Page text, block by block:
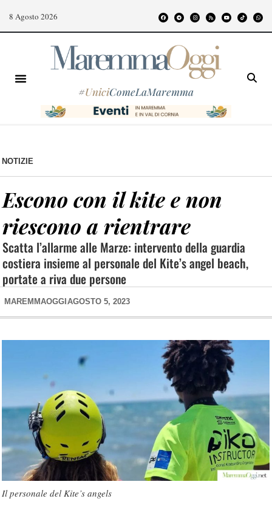
8 Agosto 2026
#UniciComeLaMaremma
NOTIZIE
Escono con il kite e non
riescono a rientrare
Scatta l’allarme alle Marze: intervento della guardia
costiera insieme al personale del Kite’s angel beach,
portate a riva due persone
MAREMMAOGGI AGOSTO 5, 2023
Il personale del Kite’s angels